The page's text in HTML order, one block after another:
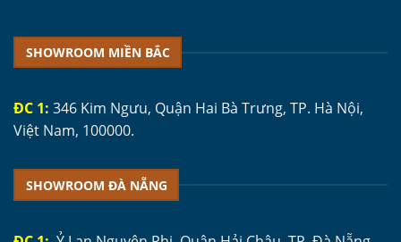
SHOWROOM MIỀN BẮC
ĐC 1: 346 Kim Ngưu, Quận Hai Bà Trưng, TP. Hà Nội,
Việt Nam, 100000.
SHOWROOM ĐÀ NẴNG